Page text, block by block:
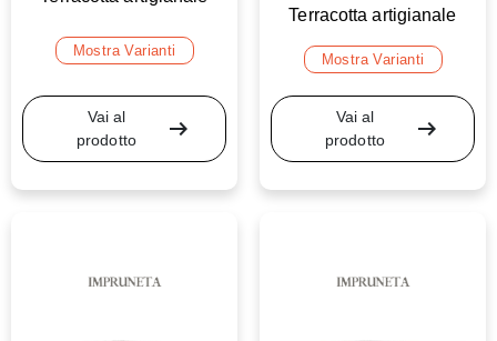
Mostra Varianti
Vai al
prodotto
arrow_right_alt
Terracotta artigianale
Mostra Varianti
Vai al
prodotto
arrow_right_alt